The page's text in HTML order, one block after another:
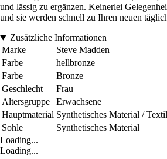
und lässig zu ergänzen. Keinerlei
und sie werden schnell zu Ihren neuen
Zusätzliche Informationen
Marke
Steve Madden
Farbe
hellbronze
Farbe
Bronze
Geschlecht
Frau
Altersgruppe
Erwachsene
Hauptmaterial Synthetisches Material / Textil
Sohle
Synthetisches Material
Loading...
Loading...